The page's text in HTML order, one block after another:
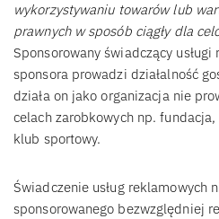
wykorzystywaniu towarów lub
prawnych w sposób ciągły dla
Sponsorowany świadczący
sponsora prowadzi działalność
działa on jako organizacja nie
celach zarobkowych np.
klub sportowy.
Świadczenie usług reklamowych
sponsorowanego bezwzględniej